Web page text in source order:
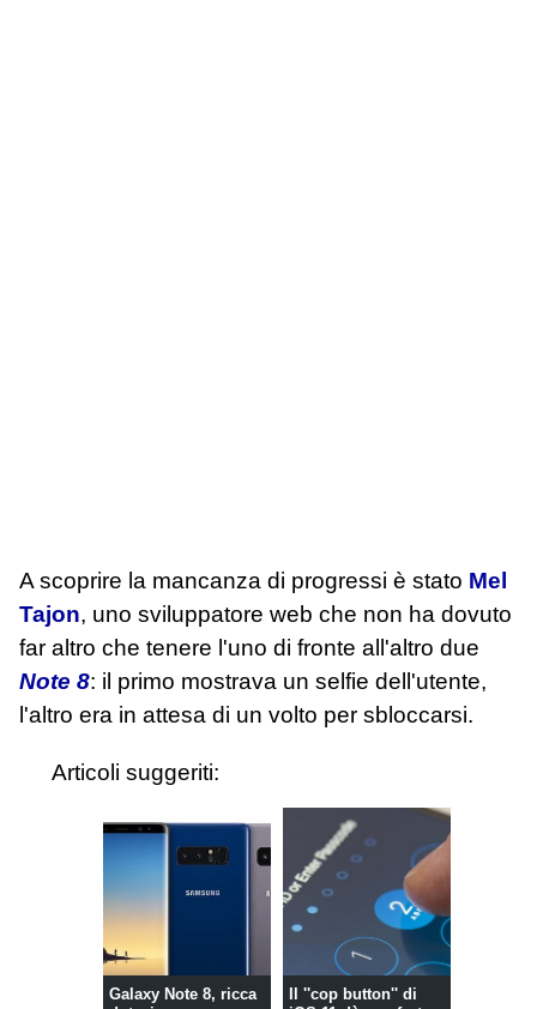
A scoprire la mancanza di progressi è stato Mel
Tajon, uno sviluppatore web che non ha dovuto
far altro che tenere l'uno di fronte all'altro due
Note 8: il primo mostrava un selfie dell'utente,
l'altro era in attesa di un volto per sbloccarsi.
Articoli suggeriti:
Galaxy Note 8, ricca
Il ''cop button'' di